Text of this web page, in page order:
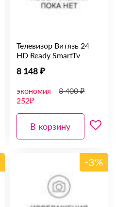
Телевизор Витязь 24
HD Ready SmartTv
8 148 ₽
экономия
252₽
8 400 ₽
В корзину
-3%